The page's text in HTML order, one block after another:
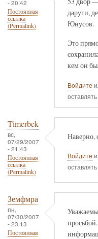
- 20:42
Постоянная
ссылка
(Permalink)
даруги,
Юнусов.
Это
кем он
Войдите
Timerbek
вс,
07/29/2007
- 21:43
Постоянная
ссылка
(Permalink)
Наверно,
Войдите
Земфмра
пн,
07/30/2007
- 23:13
Постоянная